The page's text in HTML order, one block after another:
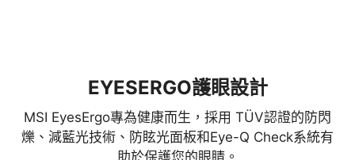
EYESERGO護眼設計
MSI EyesErgo專為健康而生，採用 TÜV認證的防閃
爍、減藍光技術、防眩光面板和Eye-Q Check系統有